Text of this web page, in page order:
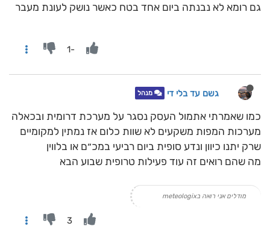
גם רומא לא נבנתה ביום אחד בטח כאשר נושק לעונת מעבר
-1
גשם עד בלי די מנהל
כמו שאמרתי אתמול העסק נסגר על מערכת דרומית ובכאלה
מערכות המפות משקעים לא שוות כלום אז נמתין למקומיים
שרק יתנו כיוון ונדע סופית ביום רביעי במכ״ם או בלווין
מה שהם רואים זה עוד פעילות טרופית שבוע הבא
מודלים אני רואה בmeteologix
3